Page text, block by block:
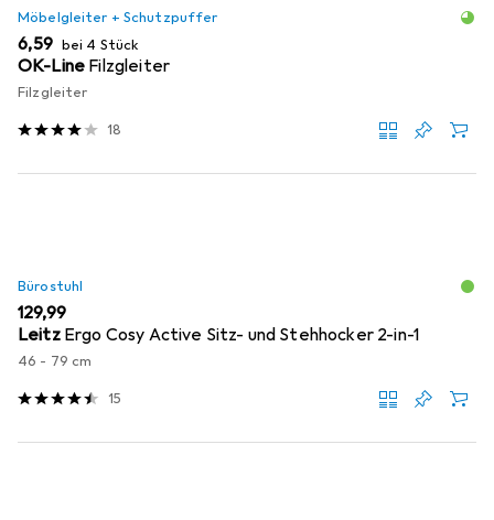
Möbelgleiter + Schutzpuffer
EUR
6,59 bei 4 Stück
OK-Line Filzgleiter
Filzgleiter
18
Bürostuhl
EUR
129,99
Leitz Ergo Cosy Active Sitz- und Stehhocker 2-in-1
46 - 79 cm
15